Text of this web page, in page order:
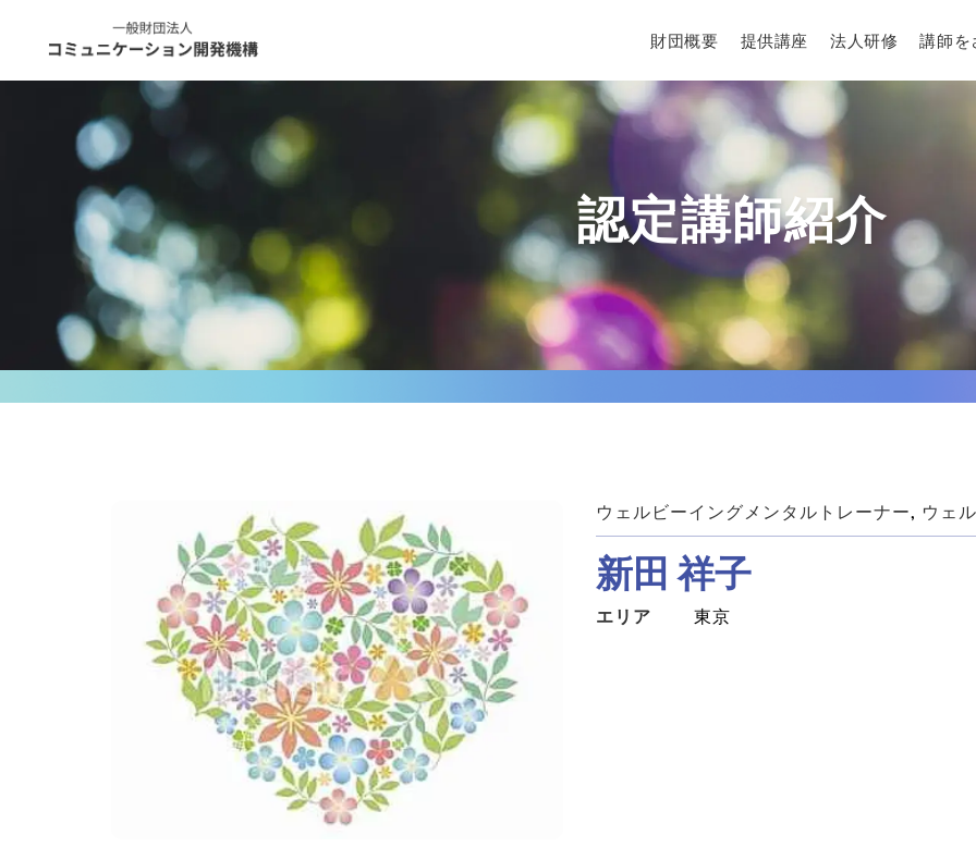
財団概要 提供講座 法人研修 講師を
認定講師紹介
ウェルビーイングメンタルトレーナー, ウェ
新田 祥子
エリア 東京